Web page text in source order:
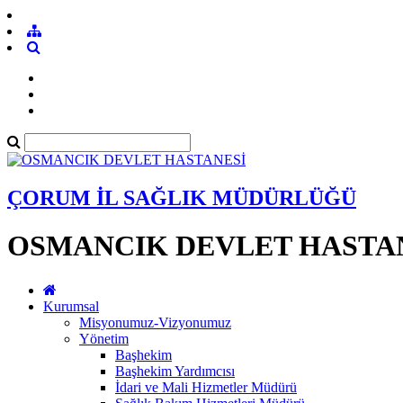
ÇORUM İL SAĞLIK MÜDÜRLÜĞÜ
OSMANCIK DEVLET
Kurumsal
Misyonumuz-Vizyonumuz
Yönetim
Başhekim
Başhekim Yardımcısı
İdari ve Mali Hizmetler Müdürü